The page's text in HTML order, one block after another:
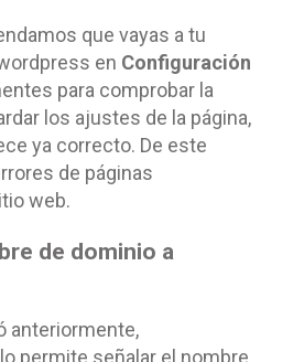
que vayas a tu
en Configuración
para comprobar la
los ajustes de la página,
ya correcto. De este
de páginas
web.
de dominio a
anteriormente,
permite señalar el nombre